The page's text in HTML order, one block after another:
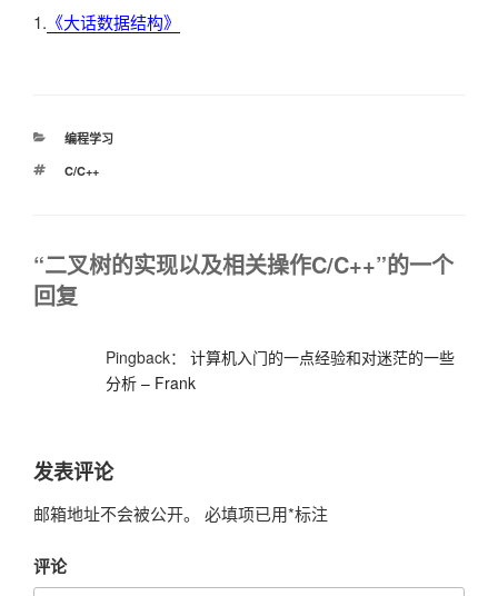
1. 《大话数据结构》
分
编程学习
标
C/C++
“二叉树的实现以及相关操作C/C++”的一个
回复
Pingback： 计算机入门的一点经验和对迷茫的一些
分析 – Frank
发表评论
邮箱地址不会被公开。 必填项已用*标注
评论